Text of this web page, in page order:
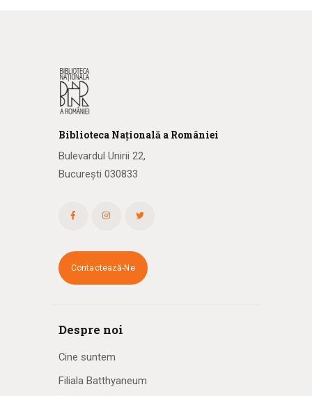
Biblioteca Națională a României
Bulevardul Unirii 22,
București 030833
Contactează-Ne
Despre noi
Cine suntem
Filiala Batthyaneum